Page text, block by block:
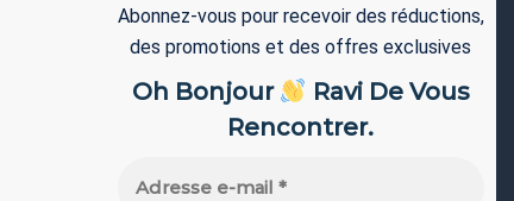
Abonnez-vous pour recevoir des réductions,
des promotions et des offres exclusives
Oh Bonjour
Ravi De Vous
Rencontrer.